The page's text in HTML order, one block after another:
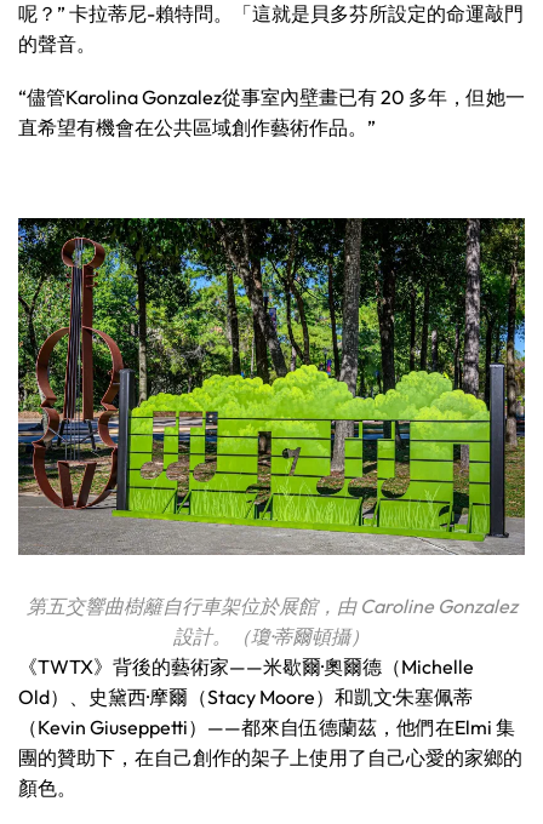
呢？” 卡拉蒂尼-賴特問。「這就是貝多芬所設定的命運敲門
的聲音。
“儘管Karolina Gonzalez從事室內壁畫已有 20 多年，但她一
直希望有機會在公共區域創作藝術作品。”
第五交響曲樹籬自行車架位於展館，由 Caroline Gonzalez
設計。（瓊·蒂爾頓攝）
《TWTX》背後的藝術家——米歇爾·奧爾德（Michelle
Old）、史黛西·摩爾（Stacy Moore）和凱文·朱塞佩蒂
（Kevin Giuseppetti）——都來自伍德蘭茲，他們在Elmi 集
團的贊助下，在自己創作的架子上使用了自己心愛的家鄉的
顏色。